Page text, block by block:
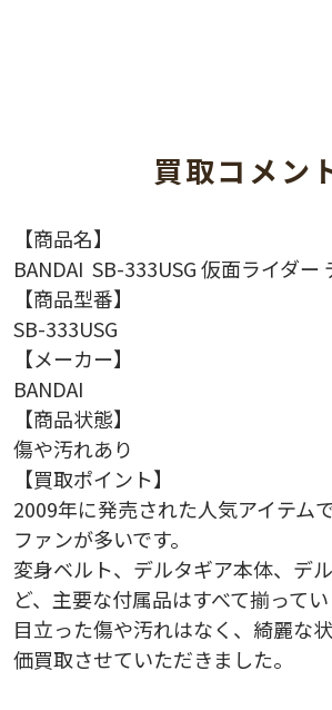
買取コメン
【商品名】
BANDAI SB-333USG 仮面ライダー
【商品型番】
SB-333USG
【メーカー】
BANDAI
【商品状態】
傷や汚れあり
【買取ポイント】
2009年に発売された人気アイテム
ファンが多いです。
変身ベルト、デルタギア本体、デ
ど、主要な付属品はすべて揃ってい
目立った傷や汚れはなく、綺麗な
価買取させていただきました。